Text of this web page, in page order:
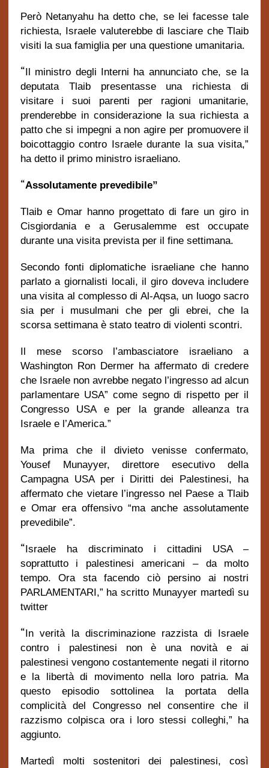
Però Netanyahu ha detto che, se lei facesse tale
richiesta, Israele valuterebbe di lasciare che Tlaib
visiti la sua famiglia per una questione umanitaria.
“Il ministro degli Interni ha annunciato che, se la
deputata Tlaib presentasse una richiesta di
visitare i suoi parenti per ragioni umanitarie,
prenderebbe in considerazione la sua richiesta a
patto che si impegni a non agire per promuovere il
boicottaggio contro Israele durante la sua visita,”
ha detto il primo ministro israeliano.
“Assolutamente prevedibile”
Tlaib e Omar hanno progettato di fare un giro in
Cisgiordania e a Gerusalemme est occupate
durante una visita prevista per il fine settimana.
Secondo fonti diplomatiche israeliane che hanno
parlato a giornalisti locali, il giro doveva includere
una visita al complesso di Al-Aqsa, un luogo sacro
sia per i musulmani che per gli ebrei, che la
scorsa settimana è stato teatro di violenti scontri.
Il mese scorso l’ambasciatore israeliano a
Washington Ron Dermer ha affermato di credere
che Israele non avrebbe negato l’ingresso ad alcun
parlamentare USA” come segno di rispetto per il
Congresso USA e per la grande alleanza tra
Israele e l’America.”
Ma prima che il divieto venisse confermato,
Yousef Munayyer, direttore esecutivo della
Campagna USA per i Diritti dei Palestinesi, ha
affermato che vietare l’ingresso nel Paese a Tlaib
e Omar era offensivo “ma anche assolutamente
prevedibile”.
“Israele ha discriminato i cittadini USA –
soprattutto i palestinesi americani – da molto
tempo. Ora sta facendo ciò persino ai nostri
PARLAMENTARI,” ha scritto Munayyer martedì su
twitter
“In verità la discriminazione razzista di Israele
contro i palestinesi non è una novità e ai
palestinesi vengono costantemente negati il ritorno
e la libertà di movimento nella loro patria. Ma
questo episodio sottolinea la portata della
complicità del Congresso nel consentire che il
razzismo colpisca ora i loro stessi colleghi,” ha
aggiunto.
Martedì molti sostenitori dei palestinesi, così